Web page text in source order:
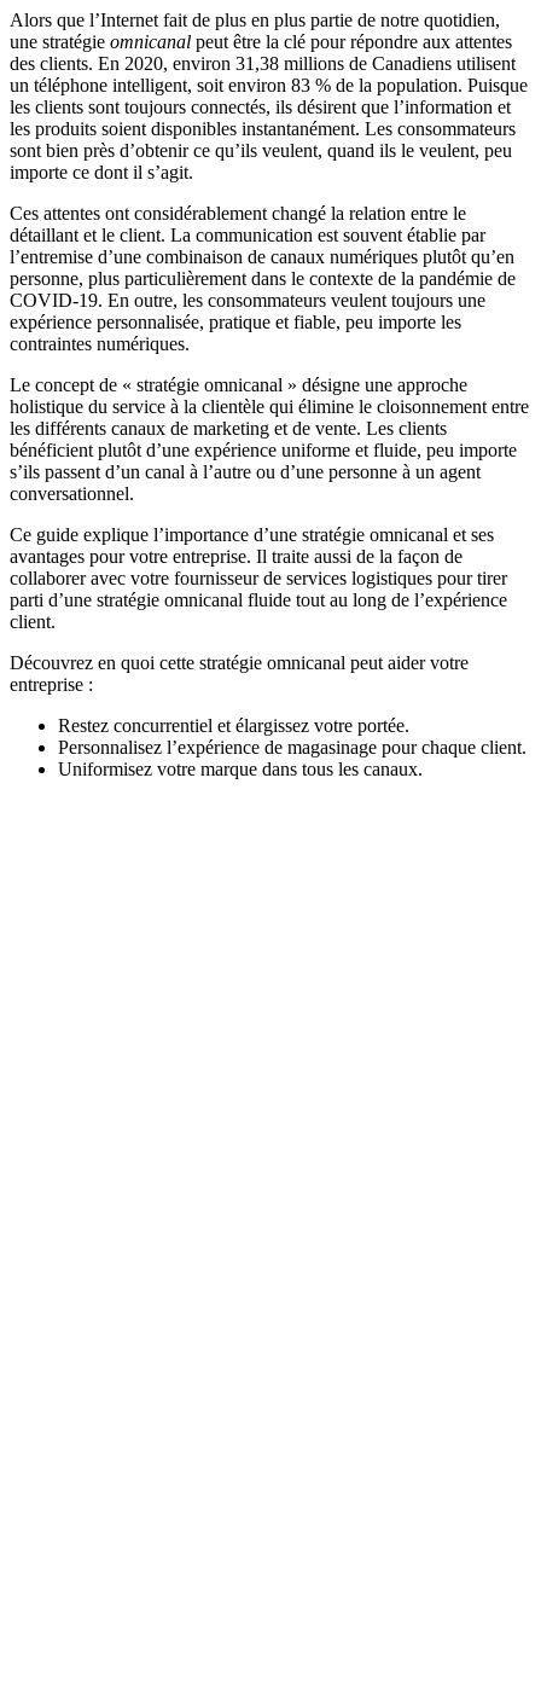
Alors que l’Internet fait de plus en plus partie de notre quotidien,
une stratégie omnicanal peut être la clé pour répondre aux attentes
des clients. En 2020, environ 31,38 millions de Canadiens utilisent
un téléphone intelligent, soit environ 83 % de la population. Puisque
les clients sont toujours connectés, ils désirent que l’information et
les produits soient disponibles instantanément. Les consommateurs
sont bien près d’obtenir ce qu’ils veulent, quand ils le veulent, peu
importe ce dont il s’agit.
Ces attentes ont considérablement changé la relation entre le
détaillant et le client. La communication est souvent établie par
l’entremise d’une combinaison de canaux numériques plutôt qu’en
personne, plus particulièrement dans le contexte de la pandémie de
COVID-19. En outre, les consommateurs veulent toujours une
expérience personnalisée, pratique et fiable, peu importe les
contraintes numériques.
Le concept de « stratégie omnicanal » désigne une approche
holistique du service à la clientèle qui élimine le cloisonnement entre
les différents canaux de marketing et de vente. Les clients
bénéficient plutôt d’une expérience uniforme et fluide, peu importe
s’ils passent d’un canal à l’autre ou d’une personne à un agent
conversationnel.
Ce guide explique l’importance d’une stratégie omnicanal et ses
avantages pour votre entreprise. Il traite aussi de la façon de
collaborer avec votre fournisseur de services logistiques pour tirer
parti d’une stratégie omnicanal fluide tout au long de l’expérience
client.
Découvrez en quoi cette stratégie omnicanal peut aider votre
entreprise :
Restez concurrentiel et élargissez votre portée.
Personnalisez l’expérience de magasinage pour chaque client.
Uniformisez votre marque dans tous les canaux.